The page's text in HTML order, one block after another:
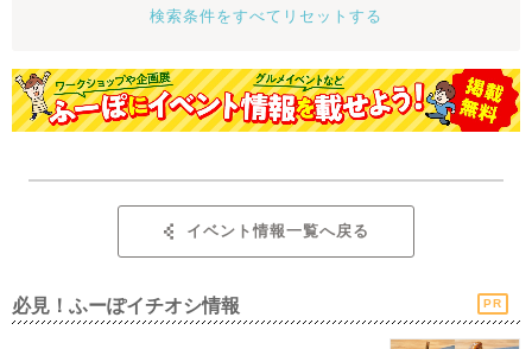
検索条件をすべてリセットする
イベント情報一覧へ戻る
必見！ふーぽイチオシ情報 PR